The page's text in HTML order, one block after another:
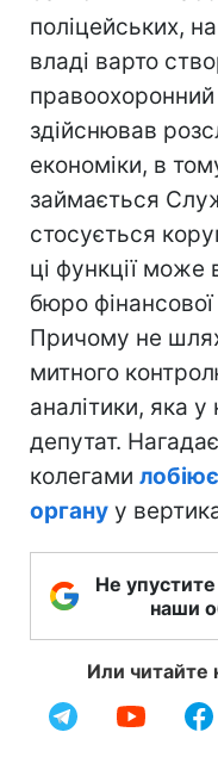
поліцейських,
владі варто
здійснював
економіки, в
займається
стосується
ці функції може
бюро
Причому не
митного
аналітики, яка
депутат.
колегами
органу у
Не
наши
Или читайте